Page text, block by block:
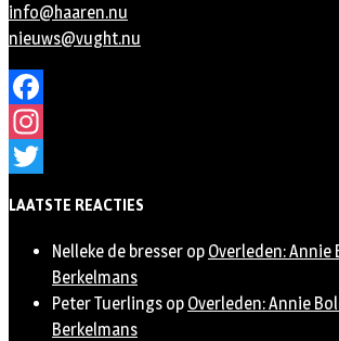
info@haaren.nu
nieuws@vught.nu
Facebook
Instagram
LAATSTE REACTIES
Nelleke de bresser op Overleden: Annie
Berkelmans
Peter Tuerlings op Overleden: Annie
Berkelmans